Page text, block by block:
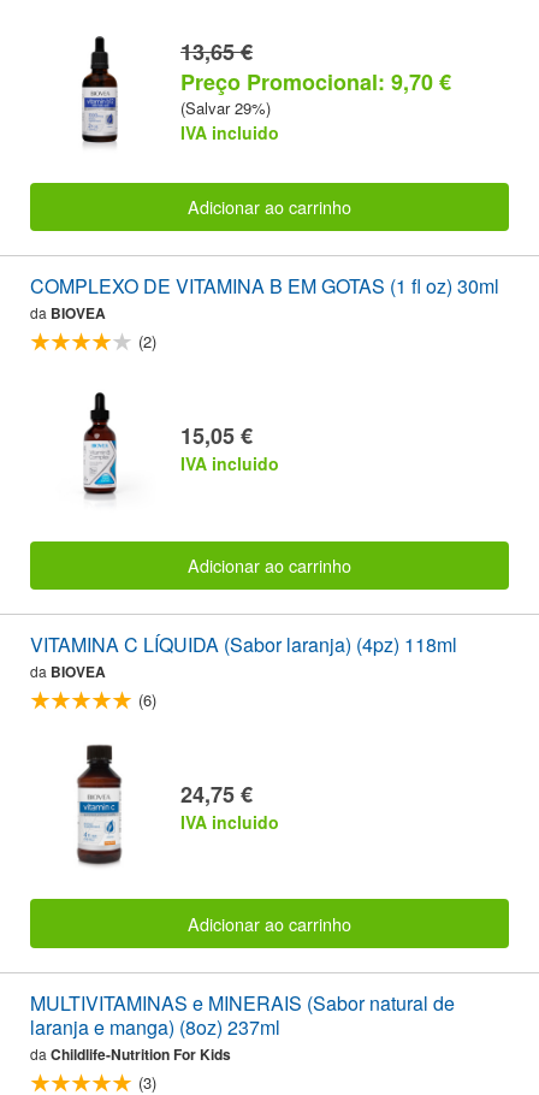
13,65 €
Preço Promocional: 9,70 €
(Salvar 29%)
IVA incluido
Adicionar ao carrinho
COMPLEXO DE VITAMINA B EM GOTAS (1 fl oz) 30ml
da BIOVEA
(2)
15,05 €
IVA incluido
Adicionar ao carrinho
VITAMINA C LÍQUIDA (Sabor laranja) (4pz) 118ml
da BIOVEA
(6)
24,75 €
IVA incluido
Adicionar ao carrinho
MULTIVITAMINAS e MINERAIS (Sabor natural de
laranja e manga) (8oz) 237ml
da Childlife-Nutrition For Kids
(3)